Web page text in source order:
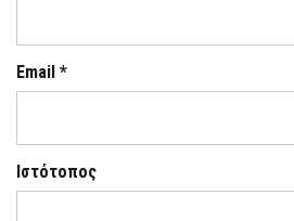
Email *
Ιστότοπος